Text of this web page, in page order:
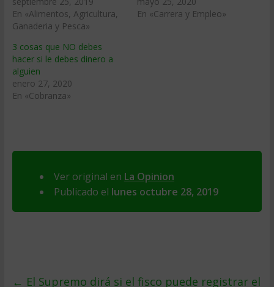
En «Alimentos, Agricultura,
Ganaderia y Pesca»
En «Carrera y Empleo»
3 cosas que NO debes
hacer si le debes dinero a
alguien
enero 27, 2020
En «Cobranza»
Ver original en La Opinion
Publicado el lunes octubre 28, 2019
← El Supremo dirá si el fisco puede registrar el